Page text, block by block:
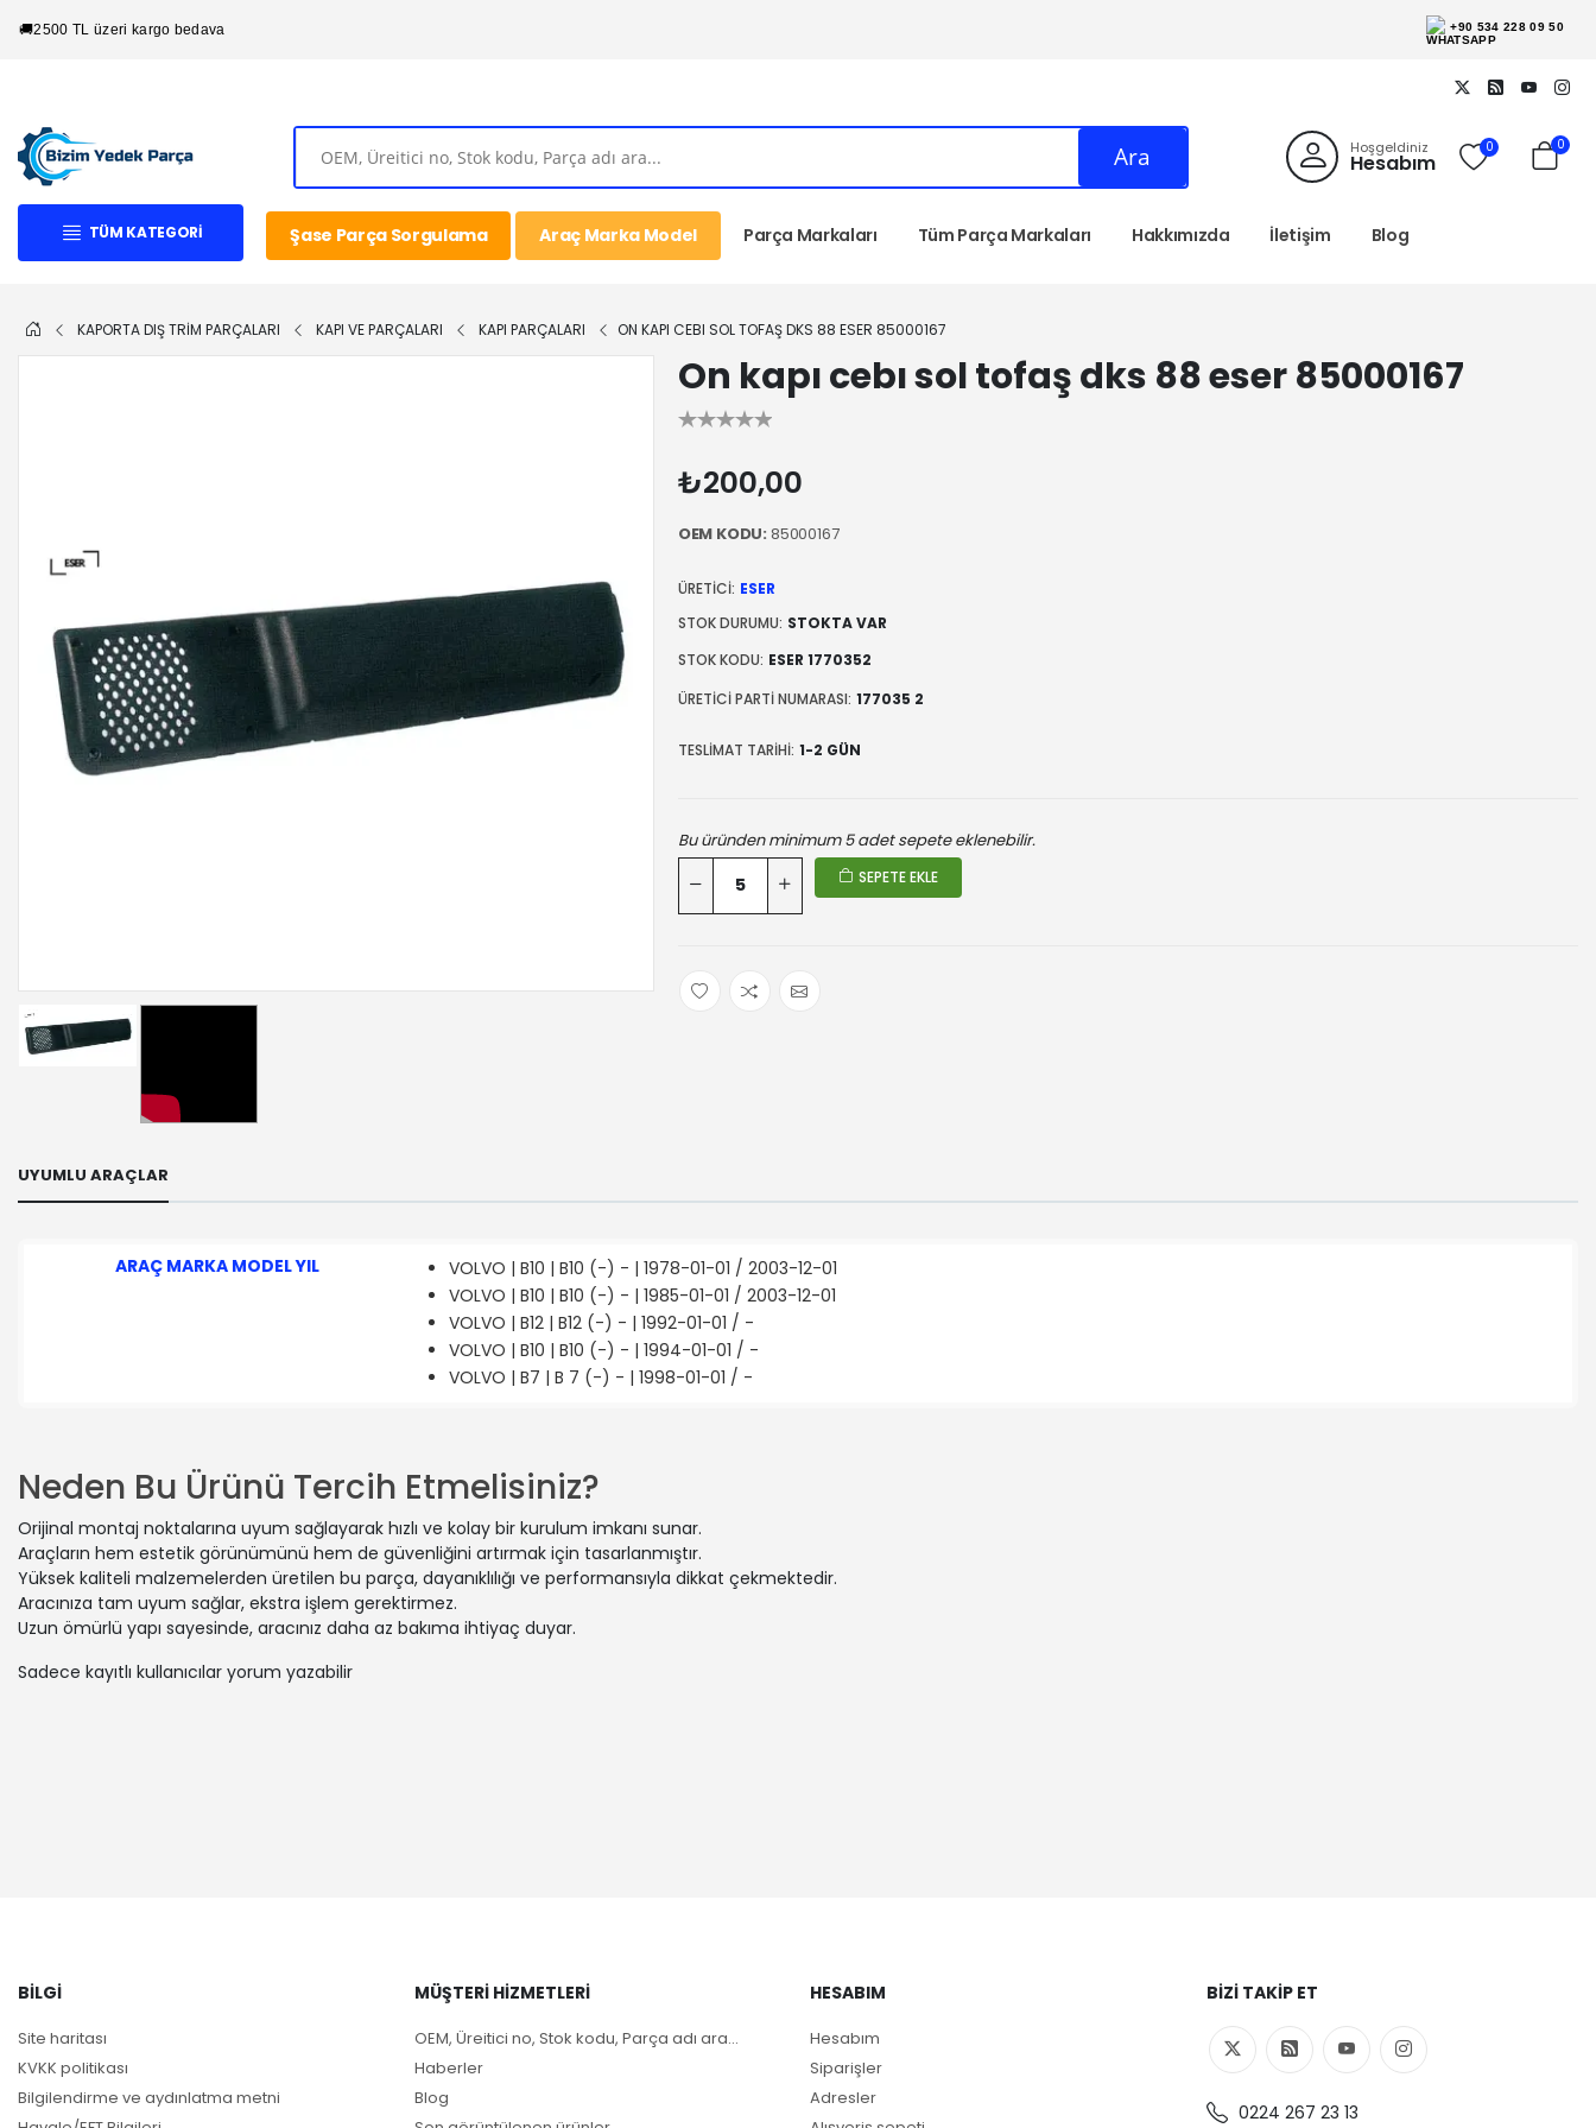
🚚2500 TL üzeri kargo bedava +90 534 228 09 50
Ara Hoşgeldiniz
Hesabım
0 0
TÜM KATEGORI Şase Parça Sorgulama Araç Marka Model Parça Markaları Tüm Parça Markaları Hakkımızda İletişim Blog
KAPORTA DIŞ TRİM PARÇALARI KAPI VE PARÇALARI KAPI PARÇALARI ON KAPI CEBI SOL TOFAŞ DKS 88 ESER 85000167
On kapı cebı sol tofaş dks 88 eser 85000167
₺200,00
OEM KODU: 85000167
ÜRETICI: ESER
STOK DURUMU: STOKTA VAR
STOK KODU: ESER 1770352
ÜRETICI PARTI NUMARASI: 177035 2
TESLIMAT TARIHI: 1-2 GÜN
Bu üründen minimum 5 adet sepete eklenebilir.
SEPETE EKLE
UYUMLU ARAÇLAR
ARAÇ MARKA MODEL YIL
VOLVO | B10 | B10 (-) - | 1978-01-01 / 2003-12-01
VOLVO | B10 | B10 (-) - | 1985-01-01 / 2003-12-01
VOLVO | B12 | B12 (-) - | 1992-01-01 / -
VOLVO | B10 | B10 (-) - | 1994-01-01 / -
VOLVO | B7 | B 7 (-) - | 1998-01-01 / -
Neden Bu Ürünü Tercih Etmelisiniz?
Orijinal montaj noktalarına uyum sağlayarak hızlı ve kolay bir kurulum imkanı sunar.
Araçların hem estetik görünümünü hem de güvenliğini artırmak için tasarlanmıştır.
Yüksek kaliteli malzemelerden üretilen bu parça, dayanıklılığı ve performansıyla dikkat çekmektedir.
Aracınıza tam uyum sağlar, ekstra işlem gerektirmez.
Uzun ömürlü yapı sayesinde, aracınız daha az bakıma ihtiyaç duyar.
Sadece kayıtlı kullanıcılar yorum yazabilir
BILGI
Site haritası
KVKK politikası
Bilgilendirme ve aydınlatma metni
MÜŞTERI HIZMETLERI
OEM, Üreitici no, Stok kodu, Parça adı ara...
Haberler
Blog
HESABIM
Hesabım
Siparişler
Adresler
BIZI TAKIP ET
0224 267 23 13